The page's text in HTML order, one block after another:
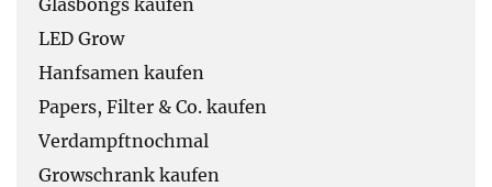
LED Grow
Hanfsamen kaufen
Papers, Filter & Co. kaufen
Verdampftnochmal
Growschrank kaufen